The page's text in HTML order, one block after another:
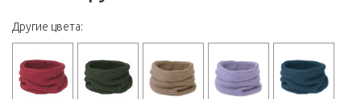
Другие цвета: